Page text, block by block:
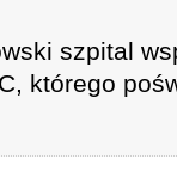
szpital
którego